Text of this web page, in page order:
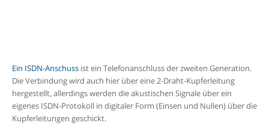
Ein ISDN-Anschussist ein Telefonanschluss der zweiten Generation.
Die Verbindung wird auch hier über eine 2-Draht-Kupferleitung
hergestellt, allerdings werden die akustischen Signale über ein
eigenes ISDN-Protokoll in digitaler Form (Einsen und Nullen) über die
Kupferleitungen geschickt.